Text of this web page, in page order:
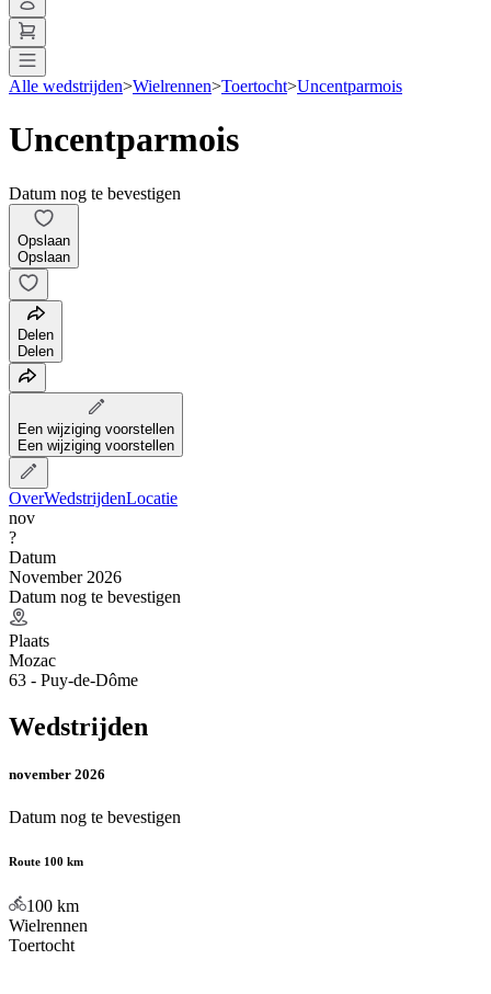
Alle wedstrijden>Wielrennen>Toertocht>Uncentparmois
Uncentparmois
Datum nog te bevestigen
Opslaan
Opslaan
Delen
Delen
Een wijziging voorstellen
Een wijziging voorstellen
OverWedstrijdenLocatie
nov
?
Datum
November 2026
Datum nog te bevestigen
Plaats
Mozac
63 - Puy-de-Dôme
Wedstrijden
november 2026
Datum nog te bevestigen
Route 100 km
100 km
Wielrennen
Toertocht